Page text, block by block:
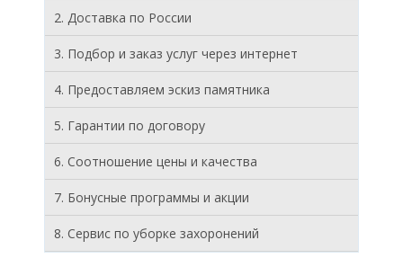
2. Доставка по России
3. Подбор и заказ услуг через интернет
4. Предоставляем эскиз памятника
5. Гарантии по договору
6. Соотношение цены и качества
7. Бонусные программы и акции
8. Cервис по уборке захоронений